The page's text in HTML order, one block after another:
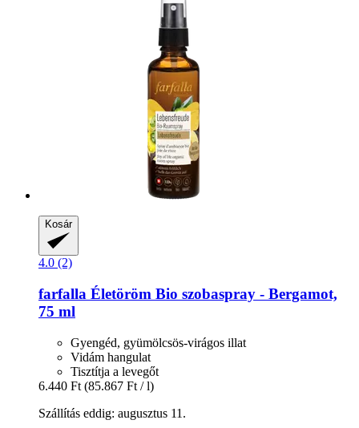
Kosár
4.0 (2)
farfalla Életöröm Bio szobaspray -​ Bergamot,
75 ml
Gyengéd, gyümölcsös-virágos illat
Vidám hangulat
Tisztítja a levegőt
6.440 Ft (85.867 Ft / l)
Szállítás eddig: augusztus 11.